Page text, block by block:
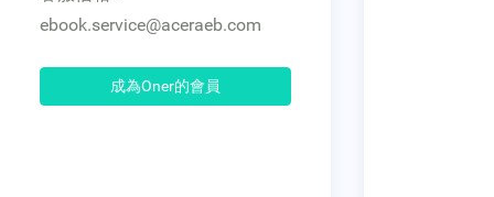
ebook.service@aceraeb.com
成為Oner的會員